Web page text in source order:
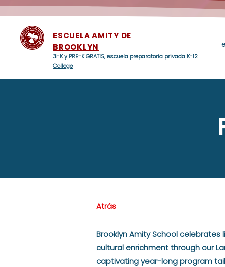
ESCUELA AMITY DE
BROOKLYN
3-K y PRE-K GRATIS, escuela preparatoria privada K-12
College
Atrás
Brooklyn Amity School celebrates
cultural enrichment through our
captivating year-long program